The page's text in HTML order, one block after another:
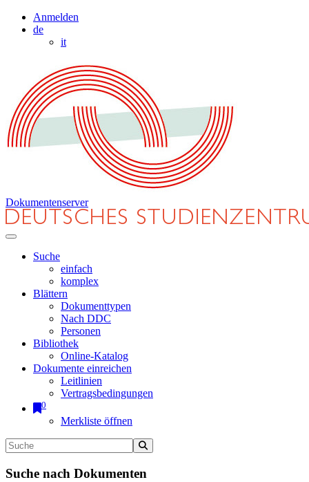
Anmelden
de
it
Dokumentenserver
Suche
einfach
komplex
Blättern
Dokumenttypen
Nach DDC
Personen
Bibliothek
Online-Katalog
Dokumente einreichen
Leitlinien
Vertragsbedingungen
0
Merkliste öffnen
Suche nach Dokumenten